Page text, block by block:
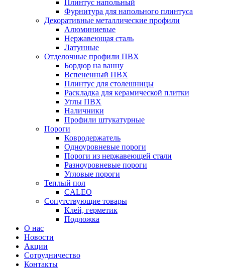
Плинтус напольный
Фурнитура для напольного плинтуса
Декоративные металлические профили
Алюминиевые
Нержавеющая сталь
Латунные
Отделочные профили ПВХ
Бордюр на ванну
Вспененный ПВХ
Плинтус для столешницы
Раскладка для керамической плитки
Углы ПВХ
Наличники
Профили штукатурные
Пороги
Ковродержатель
Одноуровневые пороги
Пороги из нержавеющей стали
Разноуровневые пороги
Угловые пороги
Теплый пол
CALEO
Сопутствующие товары
Клей, герметик
Подложка
О нас
Новости
Акции
Сотрудничество
Контакты